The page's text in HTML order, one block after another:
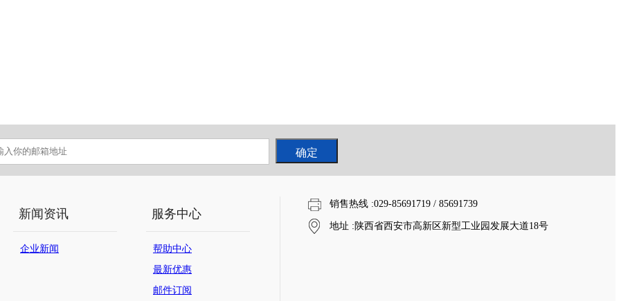
新闻资讯
企业新闻
服务中心
帮助中心
最新优惠
邮件订阅
销售热线 :029-85691719 / 85691739
地址 :陕西省西安市高新区新型工业园发展大道18号